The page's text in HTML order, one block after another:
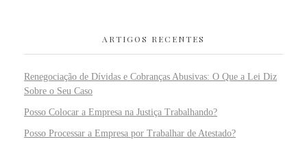
ARTIGOS RECENTES
Renegociação de Dívidas e Cobranças Abusivas: O Que a Lei Diz
Sobre o Seu Caso
Posso Colocar a Empresa na Justiça Trabalhando?
Posso Processar a Empresa por Trabalhar de Atestado?